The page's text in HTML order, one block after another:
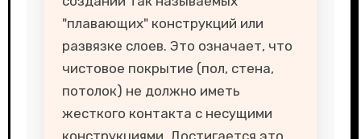
"плавающих" конструкций или
развязке слоев. Это означает, что
чистовое покрытие (пол, стена,
потолок) не должно иметь
жесткого контакта с несущими
конструкциями. Достигается это